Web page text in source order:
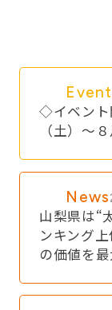
Event
◇イベント
（土）～
News
山梨県は“
ンキング
の価値を